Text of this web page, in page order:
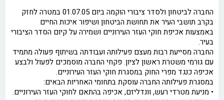
החברה לביטחון ולסדר ציבורי הוקמה ביום 01.07.05 במטרה לחזק
בקרב תושבי העיר את תחושת הביטחון ושיפור איכות החיים
באמצעות אכיפת חוקי העזר העירוניים ושמירה על קיום הסדר הציבורי
בעיר.
החברה מסייעת רבות מעצם פעילותה ועבודתה בשיתוף פעולה מתמיד
עם גורמי משטרת ראשון לציון. פקחי החברה מוסמכים לפעול ולבצע
אכיפה כנגד מפרי החוק במסגרת חוקי העזר העירוניים.
במסגרת פעילותה החברה עוסקת בתחומי האחריות הבאים:
• מניעת מטרדי רעש, וונדליזם, אכיפה בהתאם לחוקי העזר העירוניים.